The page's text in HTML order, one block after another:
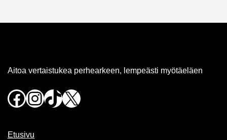
Aitoa vertaistukea perhearkeen, lempeästi myötäeläen
Facebook
Instagram
TikTok
X
Etusivu